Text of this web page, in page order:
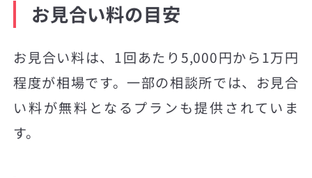
お見合い料の目安
お見合い料は、1回あたり5,000円から1万円
程度が相場です。一部の相談所では、お見合
い料が無料となるプランも提供されていま
す。